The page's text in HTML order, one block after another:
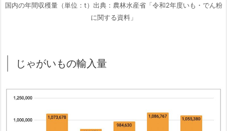
国内の年間収穫量（単位：t）出典：農林水産省「令和2年度いも・でん粉
に関する資料」
じゃがいもの輸入量